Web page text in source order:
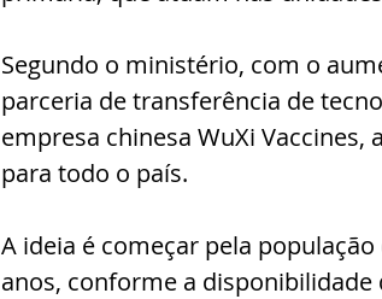
Segundo o ministério, com o
parceria de transferência de
empresa chinesa WuXi
para todo o país.
A ideia é começar pela
anos, conforme a disponibilidade